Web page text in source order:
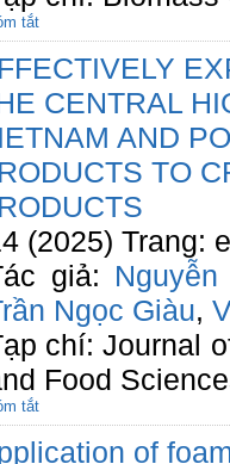
tắt
CENTRAL
AND
TO
(2025) Trang:
giả:
Ngọc Giàu,
chí: Journal
Food
tắt
of